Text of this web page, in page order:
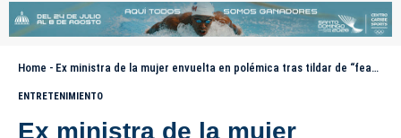
Home - Ex ministra de la mujer envuelta en polémica tras tildar de “feas” a candidatas del Miss RD
ENTRETENIMIENTO
Ex ministra de la mujer